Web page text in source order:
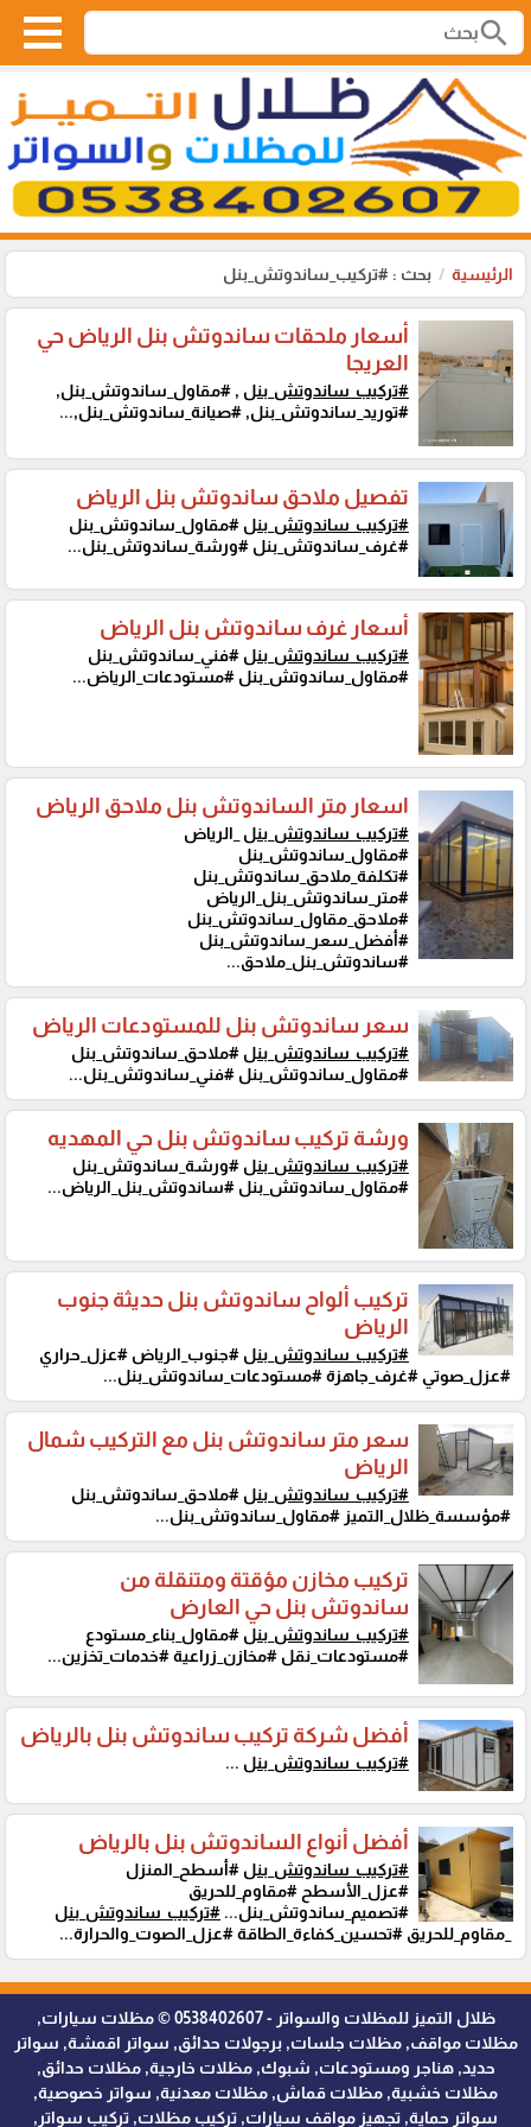
search
الرئيسية بحث : #تركيب_ساندوتش_بنل
أسعار ملحقات ساندوتش بنل الرياض حي
العريجا
#تركيب_ساندوتش_بنل , #مقاول_ساندوتش_بنل,
#توريد_ساندوتش_بنل, #صيانة_ساندوتش_بنل,...
تفصيل ملاحق ساندوتش بنل الرياض
#تركيب_ساندوتش_بنل #مقاول_ساندوتش_بنل
#غرف_ساندوتش_بنل #ورشة_ساندوتش_بنل...
أسعار غرف ساندوتش بنل الرياض
#تركيب_ساندوتش_بنل #فني_ساندوتش_بنل
#مقاول_ساندوتش_بنل #مستودعات_الرياض...
اسعار متر الساندوتش بنل ملاحق الرياض
#تركيب_ساندوتش_بنل _الرياض
#مقاول_ساندوتش_بنل
#تكلفة_ملاحق_ساندوتش_بنل
#متر_ساندوتش_بنل_الرياض
#ملاحق_مقاول_ساندوتش_بنل
#أفضل_سعر_ساندوتش_بنل
#ساندوتش_بنل_ملاحق...
سعر ساندوتش بنل للمستودعات الرياض
#تركيب_ساندوتش_بنل #ملاحق_ساندوتش_بنل
#مقاول_ساندوتش_بنل #فني_ساندوتش_بنل...
ورشة تركيب ساندوتش بنل حي المهديه
#تركيب_ساندوتش_بنل #ورشة_ساندوتش_بنل
#مقاول_ساندوتش_بنل #ساندوتش_بنل_الرياض...
تركيب ألواح ساندوتش بنل حديثة جنوب
الرياض
#تركيب_ساندوتش_بنل #جنوب_الرياض #عزل_حراري
#عزل_صوتي #غرف_جاهزة #مستودعات_ساندوتش_بنل...
سعر متر ساندوتش بنل مع التركيب شمال
الرياض
#تركيب_ساندوتش_بنل #ملاحق_ساندوتش_بنل
#مؤسسة_ظلال_التميز #مقاول_ساندوتش_بنل...
تركيب مخازن مؤقتة ومتنقلة من
ساندوتش بنل حي العارض
#تركيب_ساندوتش_بنل #مقاول_بناء_مستودع
#مستودعات_نقل #مخازن_زراعية #خدمات_تخزين...
أفضل شركة تركيب ساندوتش بنل بالرياض
#تركيب_ساندوتش_بنل ...
أفضل أنواع الساندوتش بنل بالرياض
#تركيب_ساندوتش_بنل #أسطح_المنزل
#عزل_الأسطح #مقاوم_للحريق
#تصميم_ساندوتش_بنل... #تركيب_ساندوتش_بنل
_مقاوم_للحريق #تحسين_كفاءة_الطاقة #عزل_الصوت_والحرارة...
ظلال التميز للمظلات والسواتر - 0538402607 © مظلات سيارات,
مظلات مواقف, مظلات جلسات, برجولات حدائق, سواتر اقمشة, سواتر
حديد, هناجر ومستودعات, شبوك, مظلات خارجية, مظلات حدائق,
مظلات خشبية, مظلات قماش, مظلات معدنية, سواتر خصوصية,
سواتر حماية, تجهيز مواقف سيارات, تركيب مظلات, تركيب سواتر,